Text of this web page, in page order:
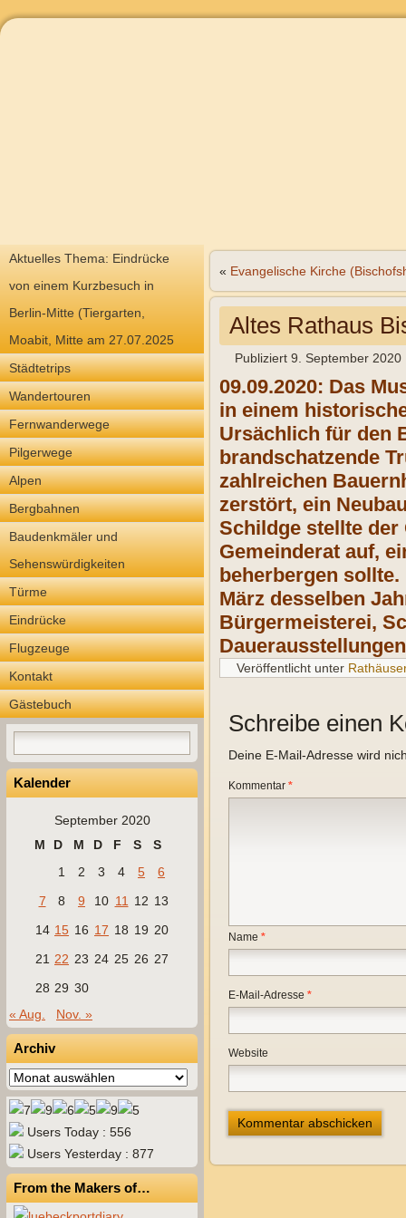
Aktuelles Thema: Eindrücke
von einem Kurzbesuch in
Berlin-Mitte (Tiergarten,
Moabit, Mitte am 27.07.2025
Städtetrips
Wandertouren
Fernwanderwege
Pilgerwege
Alpen
Bergbahnen
Baudenkmäler und
Sehenswürdigkeiten
Türme
Eindrücke
Flugzeuge
Kontakt
Gästebuch
Kalender
September 2020
M
D M D F S
S
1
2 3 4 5
6
7
8 9 10 11 12 13
14 15 16 17 18 19 20
21 22 23 24 25 26 27
28 29 30
« Aug.
Nov. »
Archiv
Archiv
Users Today : 556
Users Yesterday : 877
From the Makers of…
« Evangelische Kirche
Altes Rathaus
Publiziert 9. September 2020
09.09.2020: Das
in einem
Ursächlich für den
brandschatzende
zahlreichen
zerstört, ein
Schildge stellte der
Gemeinderat auf,
beherbergen
März desselben
Bürgermeisterei,
Veröffentlicht unter
Schreibe einen
Deine E-Mail-Adresse wird
Kommentar *
Name *
E-Mail-Adresse *
Website